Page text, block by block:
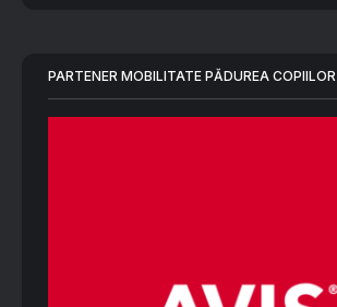
PARTENER MOBILITATE PĂDUREA COPIILOR